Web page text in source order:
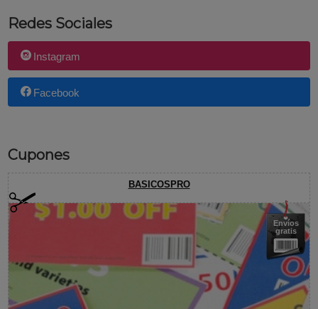
Redes Sociales
Instagram
Facebook
Cupones
BASICOSPRO
Envíos
gratis